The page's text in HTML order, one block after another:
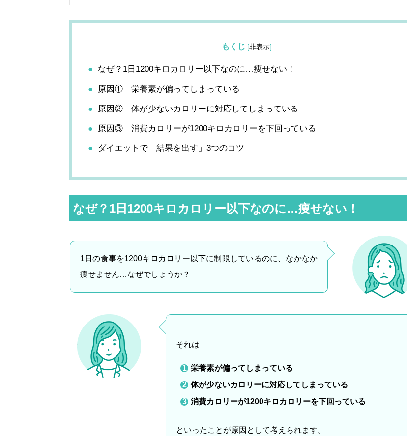
もくじ [非表示]
なぜ？1日1200キロカロリー以下なのに…痩せない！
原因① 栄養素が偏ってしまっている
原因② 体が少ないカロリーに対応してしまっている
原因③ 消費カロリーが1200キロカロリーを下回っている
ダイエットで「結果を出す」3つのコツ
なぜ？1日1200キロカロリー以下なのに…痩せない！
1日の食事を1200キロカロリー以下に制限しているのに、なかなか
痩せません…なぜでしょうか？
それは
栄養素が偏ってしまっている
体が少ないカロリーに対応してしまっている
消費カロリーが1200キロカロリーを下回っている
といったことが原因として考えられます。